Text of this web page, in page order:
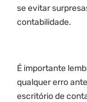
se evitar
contabilidade.
É importante
qualquer erro
escritório de